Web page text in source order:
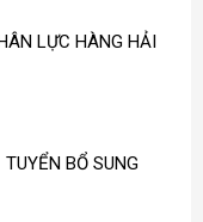
LỰC HÀNG HẢI
BỔ SUNG